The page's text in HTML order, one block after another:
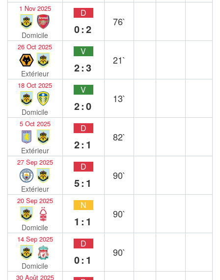
1 Nov 2025
Domicile
D
0:2
76`
26 Oct 2025
Extérieur
V
2:3
21`
18 Oct 2025
Domicile
V
2:0
13`
5 Oct 2025
Extérieur
D
2:1
82`
27 Sep 2025
Extérieur
D
5:1
90`
20 Sep 2025
Domicile
N
1:1
90`
14 Sep 2025
Domicile
D
0:1
90`
30 Août 2025